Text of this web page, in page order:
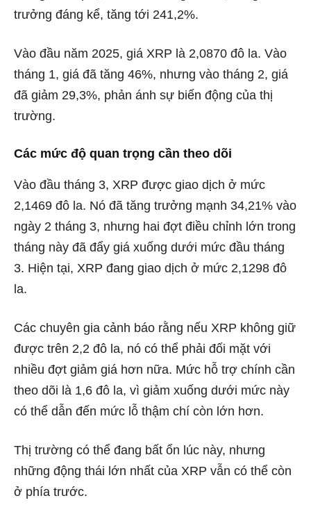
trưởng đáng kể, tăng tới 241,2%.
Vào đầu năm 2025, giá XRP là 2,0870 đô la. Vào
tháng 1, giá đã tăng 46%, nhưng vào tháng 2, giá
đã giảm 29,3%, phản ánh sự biến động của thị
trường.
Các mức độ quan trọng cần theo dõi
Vào đầu tháng 3, XRP được giao dịch ở mức
2,1469 đô la. Nó đã tăng trưởng mạnh 34,21% vào
ngày 2 tháng 3, nhưng hai đợt điều chỉnh lớn trong
tháng này đã đẩy giá xuống dưới mức đầu tháng
3. Hiện tại, XRP đang giao dịch ở mức 2,1298 đô
la.
Các chuyên gia cảnh báo rằng nếu XRP không giữ
được trên 2,2 đô la, nó có thể phải đối mặt với
nhiều đợt giảm giá hơn nữa. Mức hỗ trợ chính cần
theo dõi là 1,6 đô la, vì giảm xuống dưới mức này
có thể dẫn đến mức lỗ thậm chí còn lớn hơn.
Thị trường có thể đang bất ổn lúc này, nhưng
những động thái lớn nhất của XRP vẫn có thể còn
ở phía trước.